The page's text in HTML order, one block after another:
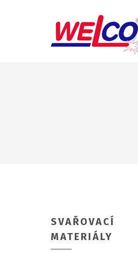
SVAŘOVACÍ
MATERIÁLY